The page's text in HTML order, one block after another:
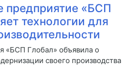
предприятие «БСП
технологии для
«БСП Глобал» объявила о
своего производства